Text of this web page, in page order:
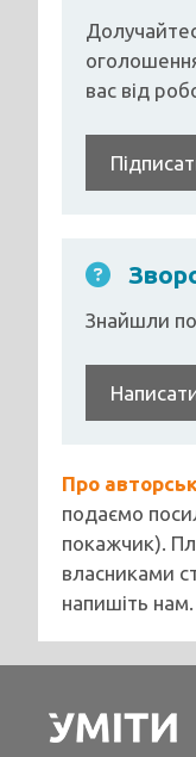
вас від
Знайшли
Про
подаємо
покажчик).
власниками
напишіть нам.